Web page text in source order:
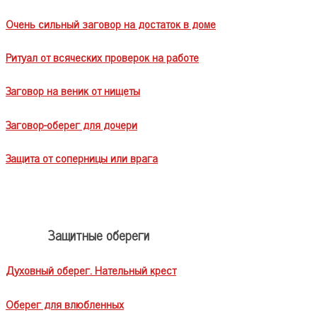
Очень сильный заговор на достаток в доме
Ритуал от всяческих проверок на работе
Заговор на веник от нищеты
Заговор-оберег для дочери
Защита от соперницы или врага
Защитные обереги
Духовный оберег. Нательный крест
Оберег для влюбленных